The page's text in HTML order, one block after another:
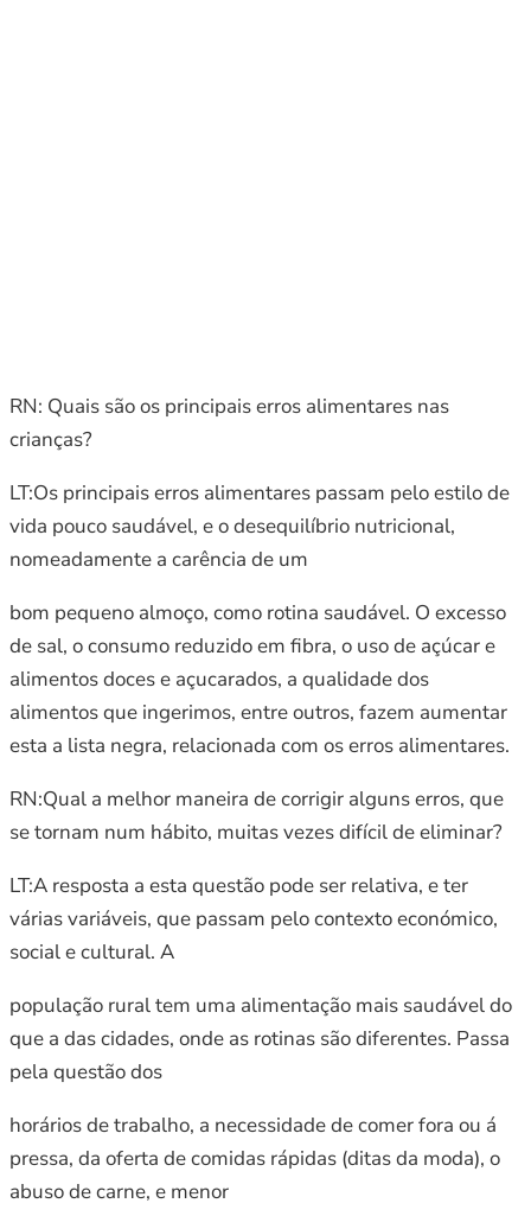
RN: Quais são os principais erros alimentares nas
crianças?
LT:Os principais erros alimentares passam pelo estilo de
vida pouco saudável, e o desequilíbrio nutricional,
nomeadamente a carência de um
bom pequeno almoço, como rotina saudável. O excesso
de sal, o consumo reduzido em fibra, o uso de açúcar e
alimentos doces e açucarados, a qualidade dos
alimentos que ingerimos, entre outros, fazem aumentar
esta a lista negra, relacionada com os erros alimentares.
RN:Qual a melhor maneira de corrigir alguns erros, que
se tornam num hábito, muitas vezes difícil de eliminar?
LT:A resposta a esta questão pode ser relativa, e ter
várias variáveis, que passam pelo contexto económico,
social e cultural. A
população rural tem uma alimentação mais saudável do
que a das cidades, onde as rotinas são diferentes. Passa
pela questão dos
horários de trabalho, a necessidade de comer fora ou á
pressa, da oferta de comidas rápidas (ditas da moda), o
abuso de carne, e menor